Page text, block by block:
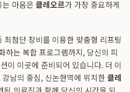
마음은 클레오르가 가장 중요하게
최첨단 장비를 이용한 맞춤형 리프팅
하는 복합 프로그램까지, 당신의 피
이 이곳에 준비되어 있습니다. 더 이
남의 중심, 신논현역에 위치한클레